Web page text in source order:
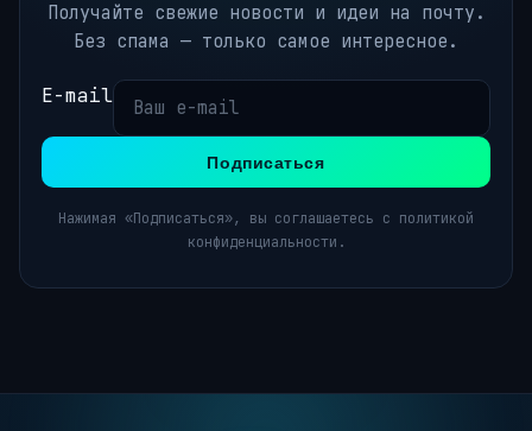
Получайте свежие новости и идеи на почту.
Без спама — только самое интересное.
E-mail
Подписаться
Нажимая «Подписаться», вы соглашаетесь с политикой
конфиденциальности.